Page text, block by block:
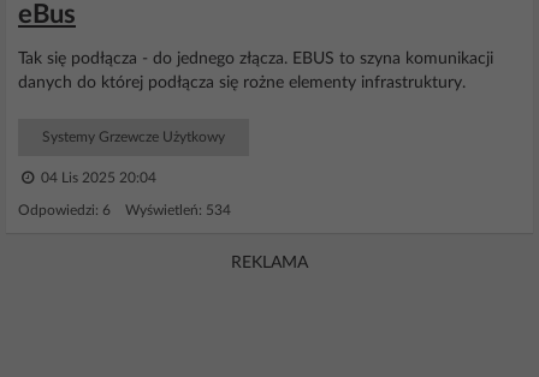
eBus
Tak się podłącza - do jednego złącza. EBUS to szyna komunikacji
danych do której podłącza się rożne elementy infrastruktury.
Systemy Grzewcze Użytkowy
04 Lis 2025 20:04
Odpowiedzi: 6 Wyświetleń: 534
REKLAMA